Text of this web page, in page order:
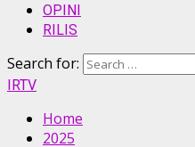
OPINI
RILIS
Search for:
IRTV
Home
2025